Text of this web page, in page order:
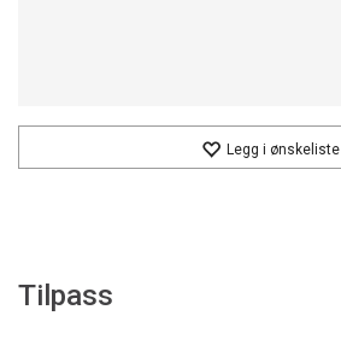
Legg i ønskeliste
Tilpass